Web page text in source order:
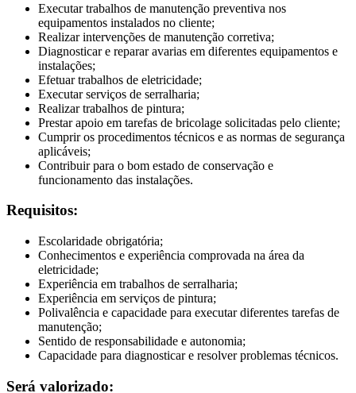
Executar trabalhos de manutenção preventiva nos
equipamentos instalados no cliente;
Realizar intervenções de manutenção corretiva;
Diagnosticar e reparar avarias em diferentes equipamentos e
instalações;
Efetuar trabalhos de eletricidade;
Executar serviços de serralharia;
Realizar trabalhos de pintura;
Prestar apoio em tarefas de bricolage solicitadas pelo cliente;
Cumprir os procedimentos técnicos e as normas de segurança
aplicáveis;
Contribuir para o bom estado de conservação e
funcionamento das instalações.
Requisitos:
Escolaridade obrigatória;
Conhecimentos e experiência comprovada na área da
eletricidade;
Experiência em trabalhos de serralharia;
Experiência em serviços de pintura;
Polivalência e capacidade para executar diferentes tarefas de
manutenção;
Sentido de responsabilidade e autonomia;
Capacidade para diagnosticar e resolver problemas técnicos.
Será valorizado: